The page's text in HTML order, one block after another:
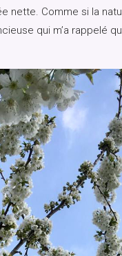
nette. Comme si la
qui m’a rappelé